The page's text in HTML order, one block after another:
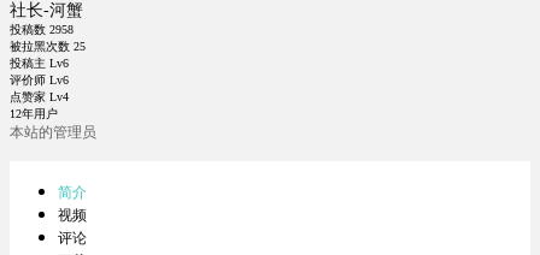
社长-河蟹
投稿数 2958
被拉黑次数 25
投稿主 Lv6
评价师 Lv6
点赞家 Lv4
12年用户
本站的管理员
简介
视频
评论